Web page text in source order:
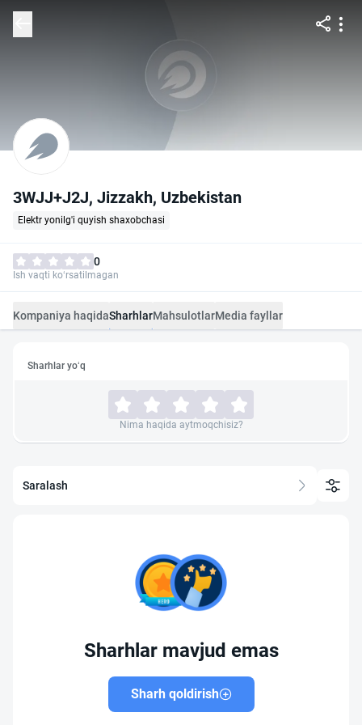
3WJJ+J2J, Jizzakh, Uzbekistan
Elektr yonilg'i quyish shaxobchasi
0
Ish vaqti ko‘rsatilmagan
Kompaniya haqidaSharhlarMahsulotlarMedia fayllar
Sharhlar yo‘q
Nima haqida aytmoqchisiz?
Saralash
Sharhlar mavjud emas
Sharh qoldirish